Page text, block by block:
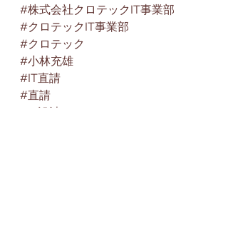
#株式会社クロテックIT事業部
#クロテックIT事業部
#クロテック
#小林充雄
#IT直請
#直請
#IT設計